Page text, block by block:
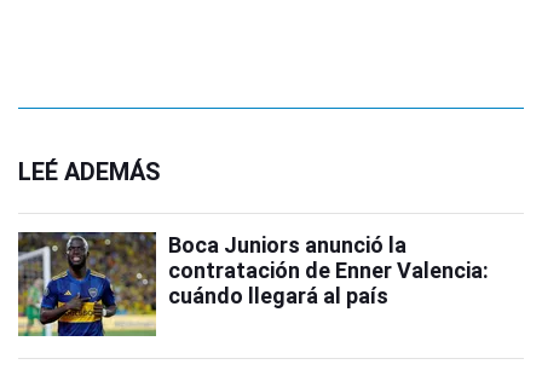
LEÉ ADEMÁS
Boca Juniors anunció la
contratación de Enner Valencia:
cuándo llegará al país